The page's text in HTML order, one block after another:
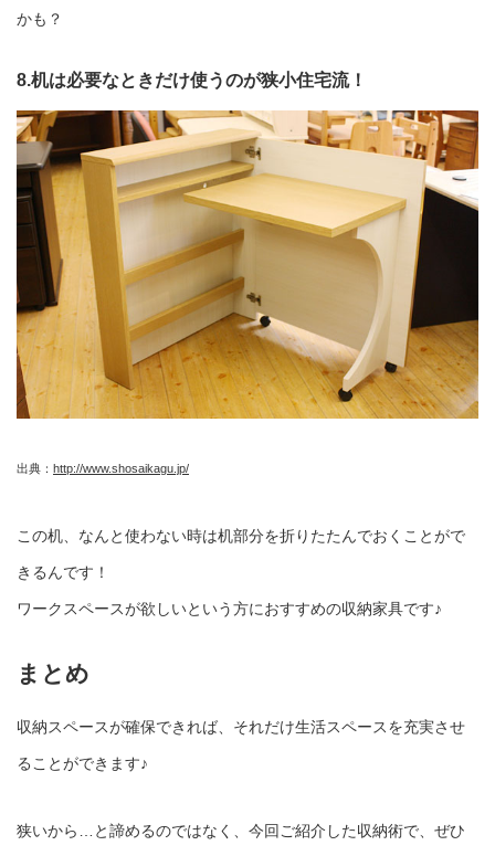
かも？
8.机は必要なときだけ使うのが狭小住宅流！
出典： http://www.shosaikagu.jp/
この机、なんと使わない時は机部分を折りたたんでおくことがで
きるんです！
ワークスペースが欲しいという方におすすめの収納家具です♪
まとめ
収納スペースが確保できれば、それだけ生活スペースを充実させ
ることができます♪
狭いから…と諦めるのではなく、今回ご紹介した収納術で、ぜひ